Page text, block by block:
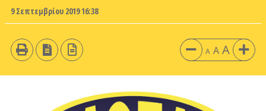
9 Σεπτεμβρίου 2019 16:38
A A A